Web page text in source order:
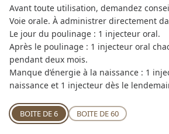
Avant toute utilisation, demandez
Voie orale. À administrer directement
Le jour du poulinage : 1 injecteur oral.
Après le poulinage : 1 injecteur oral
pendant deux mois.
Manque d’énergie à la naissance : 1
naissance et 1 injecteur dès le
BOITE DE 6 BOITE DE 60